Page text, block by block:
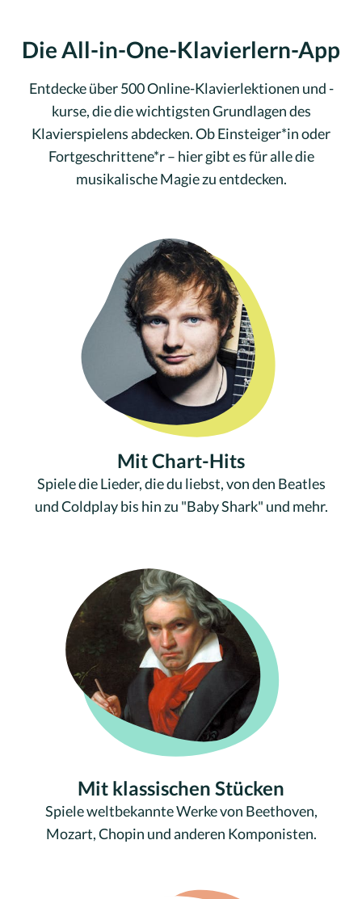
Die All-in-One-Klavierlern-App
Entdecke über 500 Online-Klavierlektionen und -
kurse, die die wichtigsten Grundlagen des
Klavierspielens abdecken. Ob Einsteiger*in oder
Fortgeschrittene*r – hier gibt es für alle die
musikalische Magie zu entdecken.
Mit Chart-Hits
Spiele die Lieder, die du liebst, von den Beatles
und Coldplay bis hin zu "Baby Shark" und mehr.
Mit klassischen Stücken
Spiele weltbekannte Werke von Beethoven,
Mozart, Chopin und anderen Komponisten.